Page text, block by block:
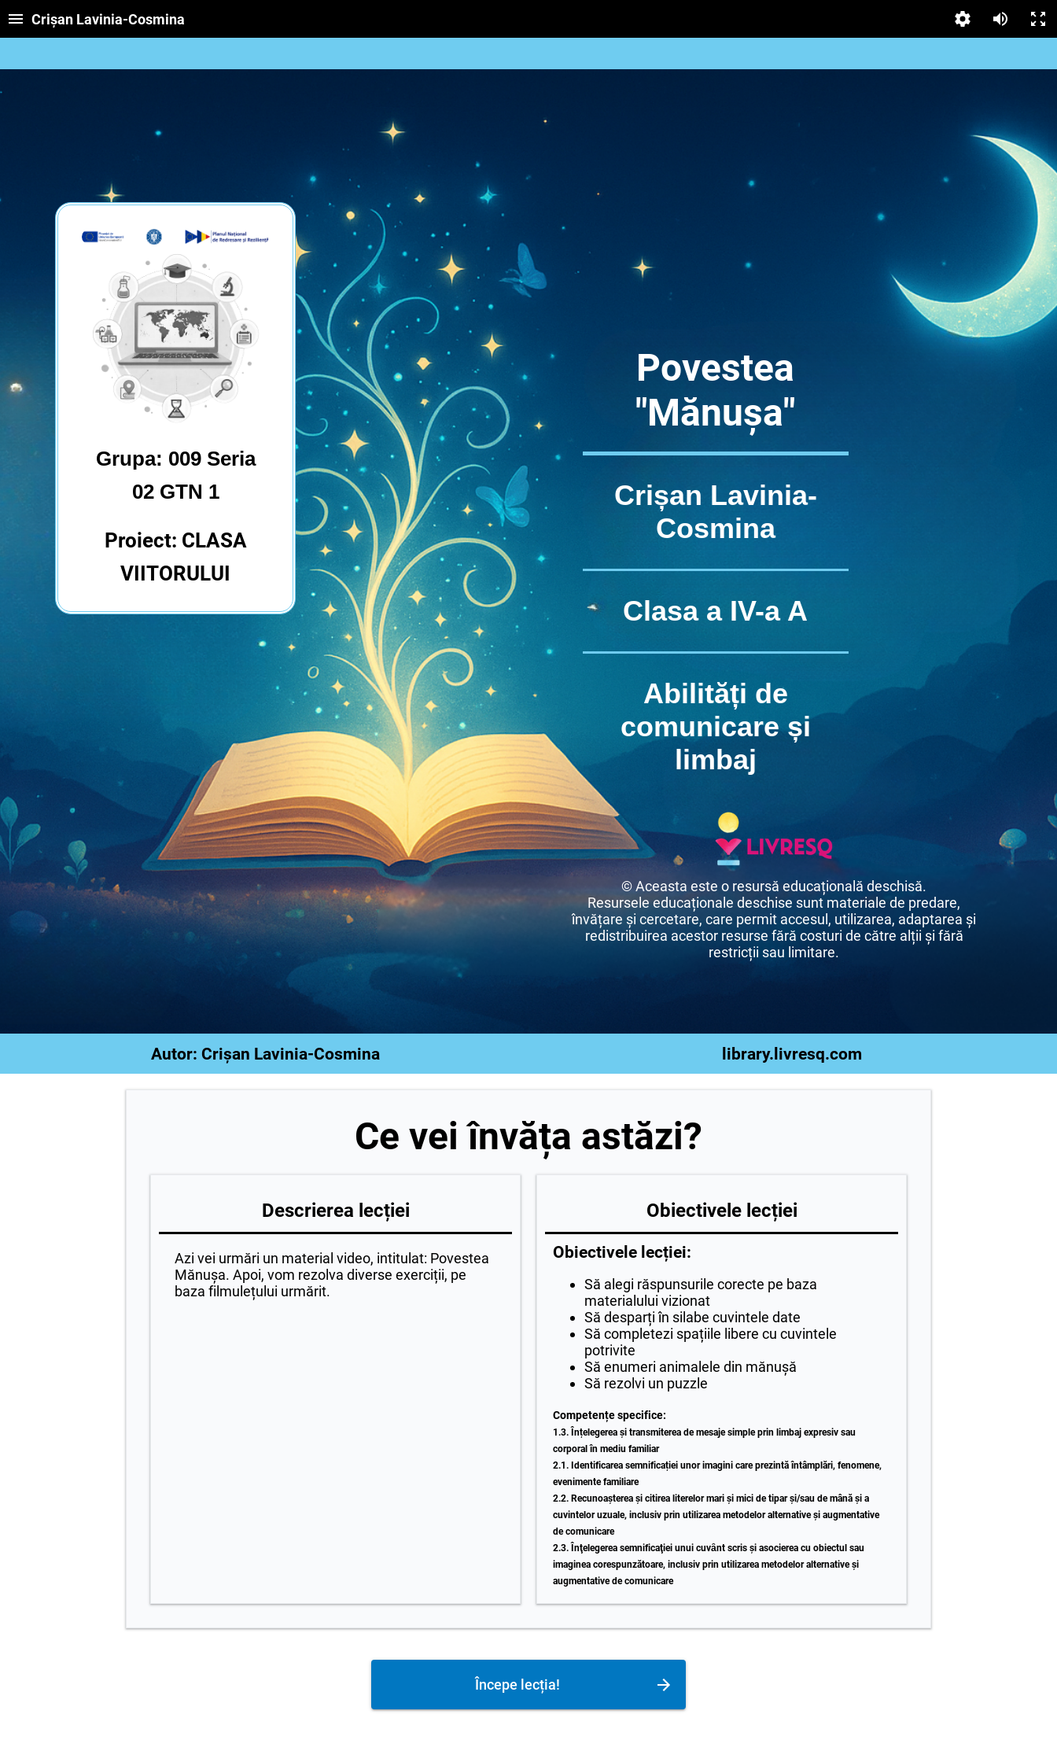
Crișan Lavinia-Cosmina
Grupa: 009 Seria
02 GTN 1
Proiect: CLASA
VIITORULUI
Povestea
"Mănușa"
Crișan Lavinia-
Cosmina
Clasa a IV-a A
Abilități de
comunicare și
limbaj
© Aceasta este o resursă educațională deschisă.
Resursele educaționale deschise sunt materiale de predare,
învățare și cercetare, care permit accesul, utilizarea, adaptarea și
redistribuirea acestor resurse fără costuri de către alții și fără
restricții sau limitare.
Autor: Crișan Lavinia-Cosmina library.livresq.com
Ce vei învăța astăzi?
Descrierea lecției
Azi vei urmări un material video, intitulat: Povestea
Mănușa. Apoi, vom rezolva diverse exerciții, pe
baza filmulețului urmărit.
Obiectivele lecției
Obiectivele lecției:
Să alegi răspunsurile corecte pe baza
materialului vizionat
Să desparți în silabe cuvintele date
Să completezi spațiile libere cu cuvintele
potrivite
Să enumeri animalele din mănușă
Să rezolvi un puzzle
Competențe specifice:
1.3. Înțelegerea și transmiterea de mesaje simple prin limbaj expresiv sau
corporal în mediu familiar
2.1. Identificarea semnificației unor imagini care prezintă întâmplări, fenomene,
evenimente familiare
2.2. Recunoașterea și citirea literelor mari și mici de tipar și/sau de mână și a
cuvintelor uzuale, inclusiv prin utilizarea metodelor alternative și augmentative
de comunicare
2.3. Înţelegerea semnificaţiei unui cuvȃnt scris și asocierea cu obiectul sau
imaginea corespunzătoare, inclusiv prin utilizarea metodelor alternative și
augmentative de comunicare
Începe lecția!